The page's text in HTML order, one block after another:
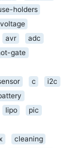
holders
voltage
avr
adc
gate
c
i2c
lipo
pic
cleaning